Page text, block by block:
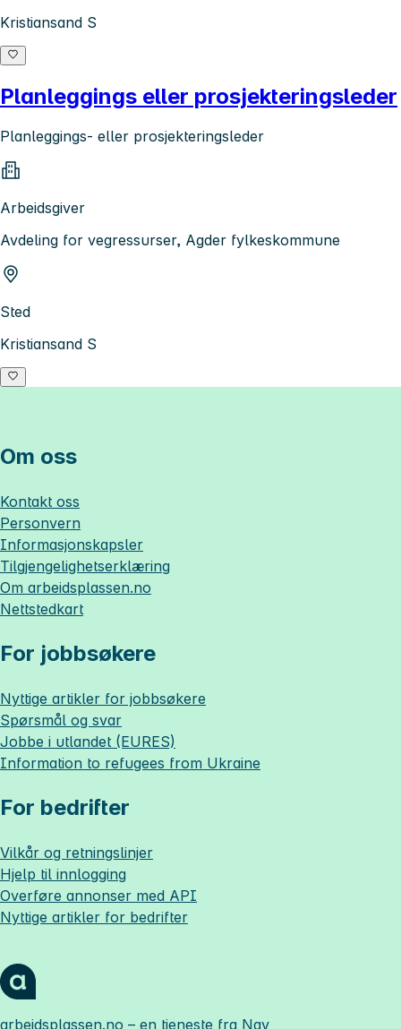
Kristiansand S
Planleggings eller prosjekteringsleder
Planleggings- eller prosjekteringsleder
Arbeidsgiver
Avdeling for vegressurser, Agder fylkeskommune
Sted
Kristiansand S
Om oss
Kontakt oss
Personvern
Informasjonskapsler
Tilgjengelighetserklæring
Om arbeidsplassen.no
Nettstedkart
For jobbsøkere
Nyttige artikler for jobbsøkere
Spørsmål og svar
Jobbe i utlandet (EURES)
Information to refugees from Ukraine
For bedrifter
Vilkår og retningslinjer
Hjelp til innlogging
Overføre annonser med API
Nyttige artikler for bedrifter
arbeidsplassen.no – en tjeneste fra Nav